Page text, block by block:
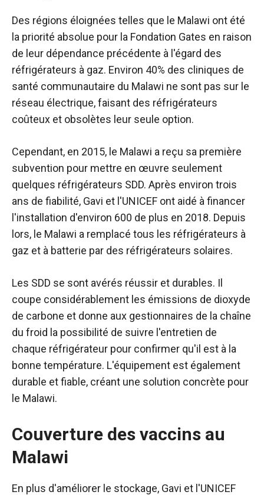
Des régions éloignées telles que le Malawi ont été
la priorité absolue pour la Fondation Gates en raison
de leur dépendance précédente à l'égard des
réfrigérateurs à gaz. Environ 40% des cliniques de
santé communautaire du Malawi ne sont pas sur le
réseau électrique, faisant des réfrigérateurs
coûteux et obsolètes leur seule option.
Cependant, en 2015, le Malawi a reçu sa première
subvention pour mettre en œuvre seulement
quelques réfrigérateurs SDD. Après environ trois
ans de fiabilité, Gavi et l'UNICEF ont aidé à financer
l'installation d'environ 600 de plus en 2018. Depuis
lors, le Malawi a remplacé tous les réfrigérateurs à
gaz et à batterie par des réfrigérateurs solaires.
Les SDD se sont avérés réussir et durables. Il
coupe considérablement les émissions de dioxyde
de carbone et donne aux gestionnaires de la chaîne
du froid la possibilité de suivre l'entretien de
chaque réfrigérateur pour confirmer qu'il est à la
bonne température. L'équipement est également
durable et fiable, créant une solution concrète pour
le Malawi.
Couverture des vaccins au
Malawi
En plus d'améliorer le stockage, Gavi et l'UNICEF